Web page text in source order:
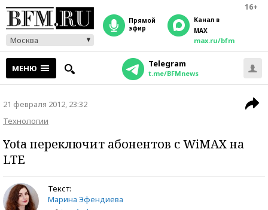
16+
Москва
прямой
эфир
Канал в
MAX
max.ru/bfm
МЕНЮ Telegram
t.me/BFMnews
21 февраля 2012, 23:32
Технологии
Yota переключит абонентов с WiMAX на
LTE
Текст:
Марина Эфендиева